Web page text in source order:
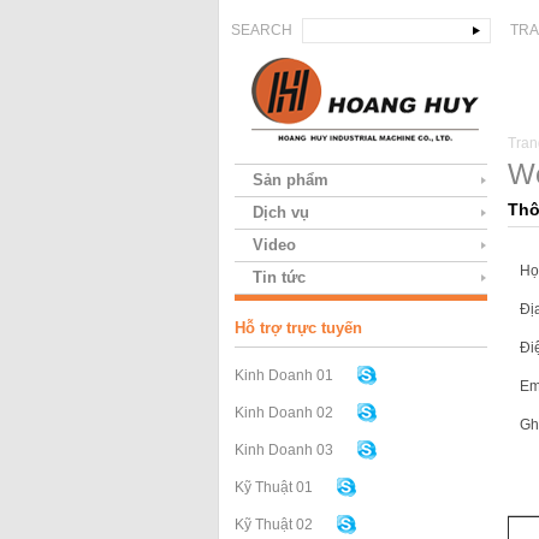
SEARCH
Sản phẩm
Dịch vụ
Video
Tin tức
Hỗ trợ trực tuyến
Kinh Doanh 01
Kinh Doanh 02
Kinh Doanh 03
Kỹ Thuật 01
Kỹ Thuật 02